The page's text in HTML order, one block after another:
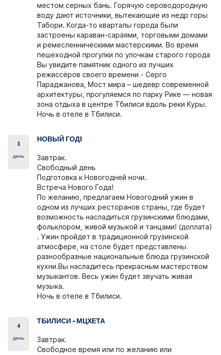
местом серных бань. Горячую сероводородную
воду дают источники, вытекающие из недр горы
Табори. Когда-то кварталы города были
застроены караван-сараями, торговыми домами
и ремесленническими мастерскими. Во время
пешеходной прогулки по улочкам старого города
Вы увидите памятник одного из лучших
режиссёров своего времени - Серго
Параджанова, Мост мира – шедевр современной
архитектуры, прогуляемся по парку Рике — новая
зона отдыха в центре Тбилиси вдоль реки Куры.
Ночь в отеле в Тбилиси.
3
день
НОВЫЙ ГОД!
Завтрак.
Свободный день
Подготовка к Новогодней ночи.
Встреча Нового Года!
По желанию, предлагаем Новогодний ужин в
одном из лучших ресторанов страны, где будет
возможность насладиться грузинскими блюдами,
фольклором, живой музыкой и танцами! (доплата)
. Ужин пройдет в традиционной грузинской
атмосфере, на столе будет представлены
разнообразные национальные блюда грузинской
кухни.Вы насладитесь прекрасным мастерством
музыкантов. Весь ужин будет звучать живая
музыка.
Ночь в отеле в Тбилиси.
4
день
ТБИЛИСИ - МЦХЕТА
Завтрак.
Свободное время или по желанию или